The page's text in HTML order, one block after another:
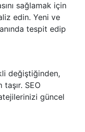
sağlamak için
edin. Yeni ve
tespit edip
değiştiğinden,
SEO
güncel